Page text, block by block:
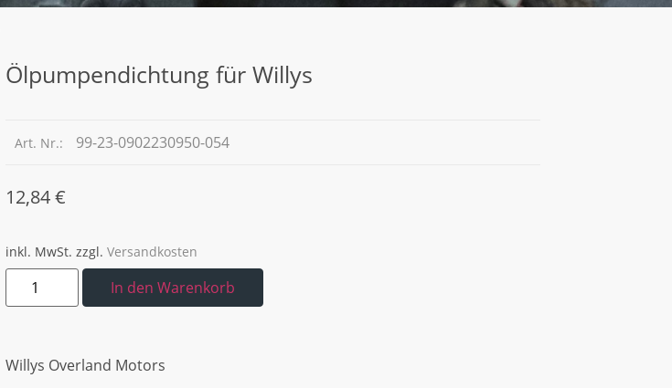
Ölpumpendichtung für Willys
Art. Nr.: 99-23-0902230950-054
12,84€
inkl. MwSt. zzgl. Versandkosten
In den Warenkorb
Willys Overland Motors